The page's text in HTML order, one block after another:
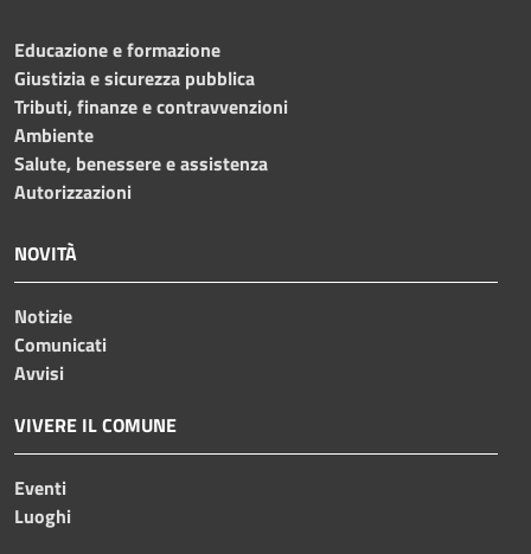
Educazione e formazione
Giustizia e sicurezza pubblica
Tributi, finanze e contravvenzioni
Ambiente
Salute, benessere e assistenza
Autorizzazioni
NOVITÀ
Notizie
Comunicati
Avvisi
VIVERE IL COMUNE
Eventi
Luoghi